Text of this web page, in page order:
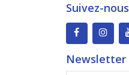
Suivez-nous
Newsletter